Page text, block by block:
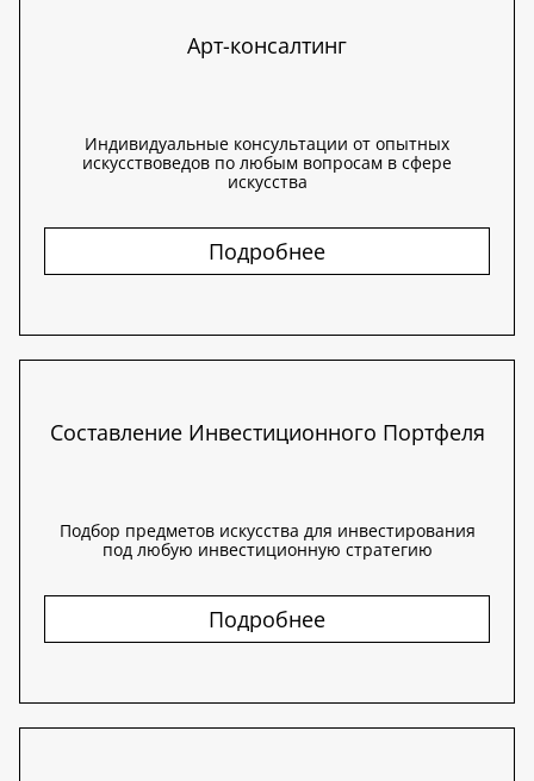
Арт-консалтинг
Индивидуальные консультации от опытных
искусствоведов по любым вопросам в сфере
искусства
Подробнее
Составление Инвестиционного Портфеля
Подбор предметов искусства для инвестирования
под любую инвестиционную стратегию
Подробнее